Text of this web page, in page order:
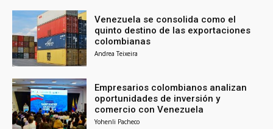
Venezuela se consolida como el
quinto destino de las exportaciones
colombianas
Andrea Teixeira
Empresarios colombianos analizan
oportunidades de inversión y
comercio con Venezuela
Yohenli Pacheco